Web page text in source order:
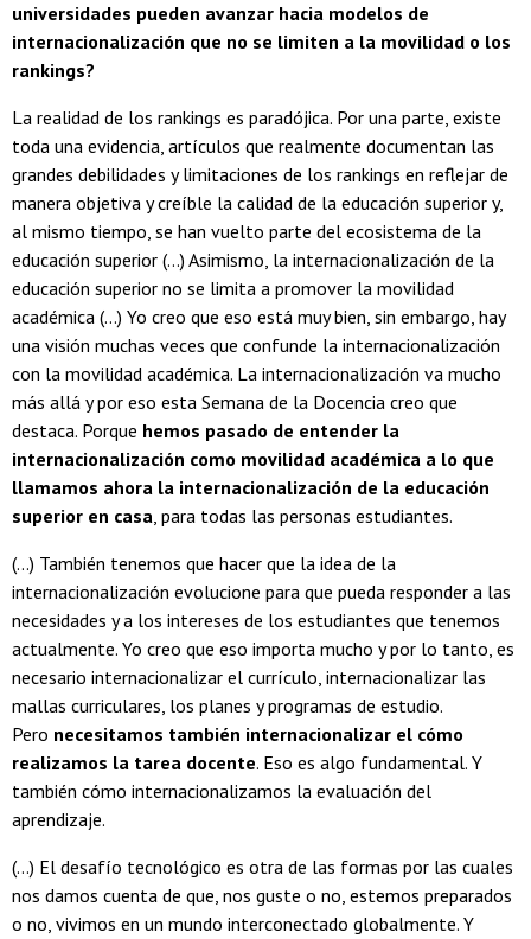
universidades pueden avanzar hacia modelos de
internacionalización que no se limiten a la movilidad o los
rankings?
La realidad de los rankings es paradójica. Por una parte, existe
toda una evidencia, artículos que realmente documentan las
grandes debilidades y limitaciones de los rankings en reflejar de
manera objetiva y creíble la calidad de la educación superior y,
al mismo tiempo, se han vuelto parte del ecosistema de la
educación superior (...) Asimismo, la internacionalización de la
educación superior no se limita a promover la movilidad
académica (...) Yo creo que eso está muy bien, sin embargo, hay
una visión muchas veces que confunde la internacionalización
con la movilidad académica. La internacionalización va mucho
más allá y por eso esta Semana de la Docencia creo que
destaca. Porque hemos pasado de entender la
internacionalización como movilidad académica a lo que
llamamos ahora la internacionalización de la educación
superior en casa, para todas las personas estudiantes.
(...) También tenemos que hacer que la idea de la
internacionalización evolucione para que pueda responder a las
necesidades y a los intereses de los estudiantes que tenemos
actualmente. Yo creo que eso importa mucho y por lo tanto, es
necesario internacionalizar el currículo, internacionalizar las
mallas curriculares, los planes y programas de estudio.
Pero necesitamos también internacionalizar el cómo
realizamos la tarea docente. Eso es algo fundamental. Y
también cómo internacionalizamos la evaluación del
aprendizaje.
(...) El desafío tecnológico es otra de las formas por las cuales
nos damos cuenta de que, nos guste o no, estemos preparados
o no, vivimos en un mundo interconectado globalmente. Y